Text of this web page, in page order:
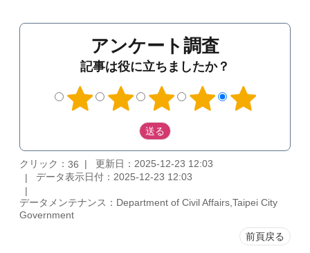
アンケート調査
記事は役に立ちましたか？
クリック： 36
更新日：2025-12-23 12:03
データ表示日付：2025-12-23 12:03
データメンテナンス：Department of Civil Affairs,Taipei City
Government
前頁戻る